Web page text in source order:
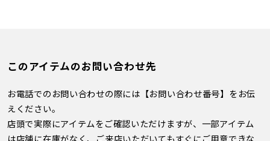
このアイテムのお問い合わせ先
お電話でのお問い合わせの際には【お問い合わせ番号】をお伝
えください。
店頭で実際にアイテムをご確認いただけますが、一部アイテム
は店舗に在庫がなく、ご来店いただいてもすぐにご用意できな